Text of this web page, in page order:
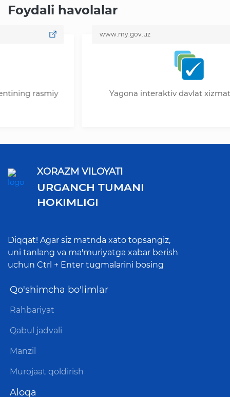
Foydali havolalar
www.my.gov.uz
Yagona interaktiv davlat xizmatlari
XORAZM VILOYATI
URGANCH TUMANI
HOKIMLIGI
Diqqat! Agar siz matnda xato topsangiz,
uni tanlang va ma'muriyatga xabar berish
uchun Ctrl + Enter tugmalarini bosing
Qo'shimcha bo'limlar
Rahbariyat
Qabul jadvali
Manzil
Murojaat qoldirish
Aloqa